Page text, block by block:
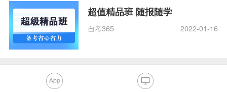
超值精品班 随报随学
自考365 2022-01-16